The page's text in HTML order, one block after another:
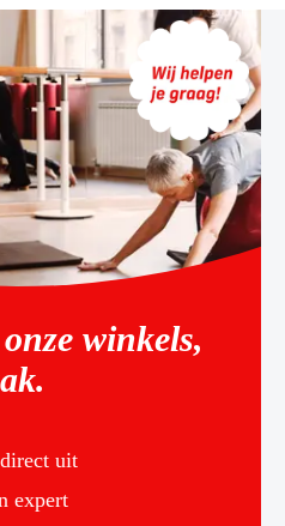
winkels,
uit
expert